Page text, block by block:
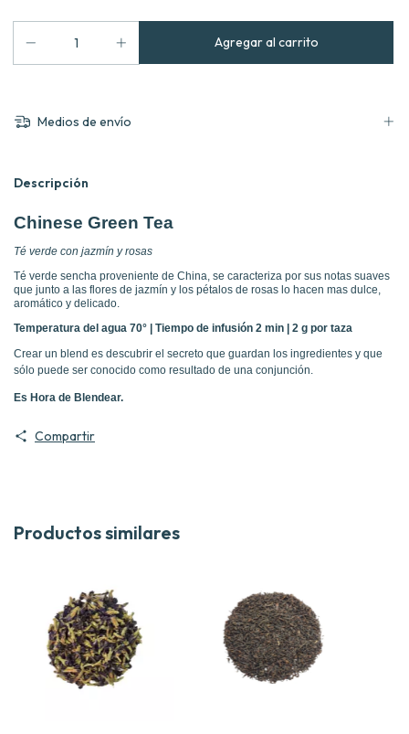
Medios de envío
Descripción
Chinese Green Tea
Té verde con jazmín y rosas
Té verde sencha proveniente de China, se caracteriza por sus notas suaves
que junto a las flores de jazmín y los pétalos de rosas lo hacen mas dulce,
aromático y delicado.
Temperatura del agua 70° | Tiempo de infusión 2 min | 2 g por taza
Crear un blend es descubrir el secreto que guardan los ingredientes y que
sólo puede ser conocido como resultado de una conjunción.
Es Hora de Blendear.
Compartir
Productos similares